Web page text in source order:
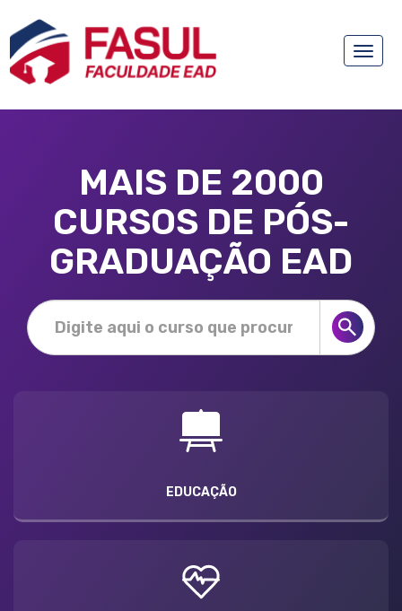
Toggle
MAIS DE 2000
CURSOS DE PÓS-
GRADUAÇÃO EAD
EDUCAÇÃO